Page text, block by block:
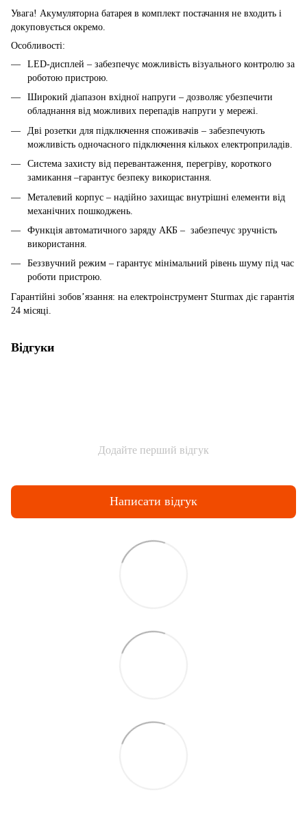
Увага! Акумуляторна батарея в комплект постачання не входить і
докуповується окремо.
Особливості:
LED-дисплей – забезпечує можливiсть візуального контролю за
роботою пристрою.
Широкий діапазон вхідної напруги – дозволяє убезпечити
обладнання від можливих перепадів напруги у мережі.
Дві розетки для підключення споживачів – забезпечують
можливість одночасного підключення кількох електроприладів.
Система захисту від перевантаження, перегріву, короткого
замикання –гарантує безпеку використання.
Металевий корпус – надійно захищає внутрішні елементи від
механічних пошкоджень.
Функція автоматичного заряду АКБ – забезпечує зручність
використання.
Беззвучний режим – гарантує мінімальний рівень шуму під час
роботи пристрою.
Гарантійні зобов’язання: на електроінструмент Sturmax діє гарантія
24 місяці.
Відгуки
Додайте перший відгук
Написати відгук